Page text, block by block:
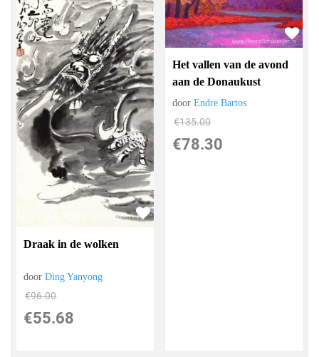
Draak in de wolken
doorDing Yanyong
€96.00
€55.68
Het vallen van de avond
aan de Donaukust
doorEndre Bartos
€135.00
€78.30